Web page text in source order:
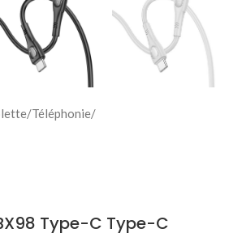
Téléphonie
Type-C Type-C